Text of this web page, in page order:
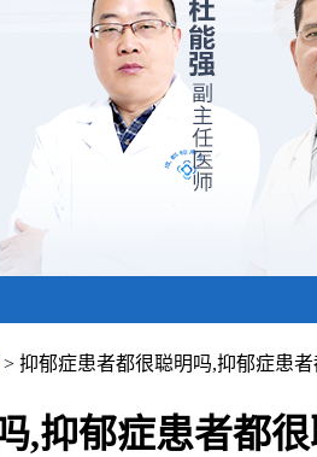
> 抑郁症患者都很聪明吗,抑郁症患
,抑郁症患者都